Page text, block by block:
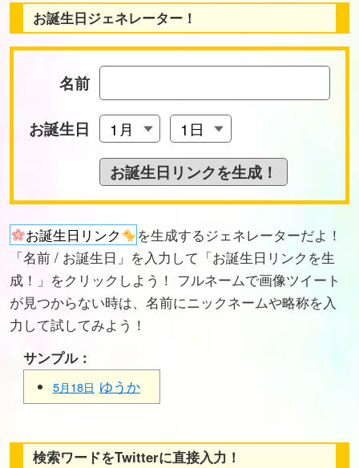
お誕生日ジェネレーター！
名前
お誕生日
お誕生日リンク
を生成するジェネレーターだよ！
「名前 / お誕生日」を入力して「お誕生日リンクを生
成！」をクリックしよう！ フルネームで画像ツイート
が見つからない時は、名前にニックネームや略称を入
力して試してみよう！
サンプル：
5月18日 ゆうか
検索ワードをTwitterに直接入力！